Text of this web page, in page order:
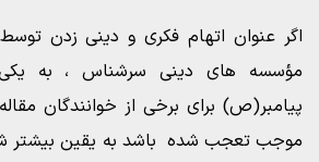
اگر عنوان اتهام فکری و دینی زدن
مؤسسه های دینی سرشناس ، به
پیامبر(ص) برای برخی از خوانندگان
موجب تعجب شده باشد به یقین بیشتر